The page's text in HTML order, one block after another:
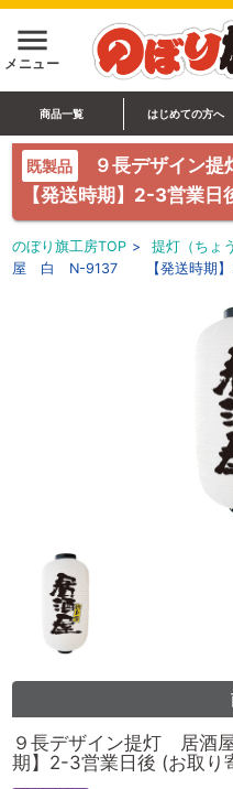
menu
メニュー
商品一覧 はじめての方へ
既製品
９長デザイ
【発送時期】2-3営業
のぼり旗工房TOP > 提灯（ちょ
屋 白 N-9137 【発送時期】2-
９長デザイン提灯 居
期】2-3営業日後 (お取り